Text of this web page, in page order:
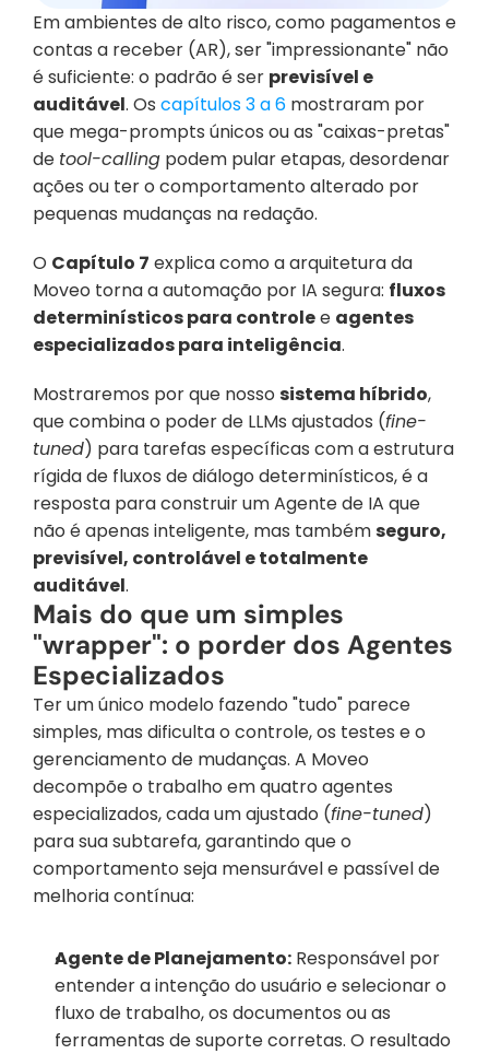
Em ambientes de alto risco, como pagamentos e
contas a receber (AR), ser "impressionante" não
é suficiente: o padrão é ser previsível e
auditável. Os capítulos 3 a 6 mostraram por
que mega-prompts únicos ou as "caixas-pretas"
de tool-calling podem pular etapas, desordenar
ações ou ter o comportamento alterado por
pequenas mudanças na redação.
O Capítulo 7 explica como a arquitetura da
Moveo torna a automação por IA segura: fluxos
determinísticos para controle e agentes
especializados para inteligência.
Mostraremos por que nosso sistema híbrido,
que combina o poder de LLMs ajustados (fine-
tuned) para tarefas específicas com a estrutura
rígida de fluxos de diálogo determinísticos, é a
resposta para construir um Agente de IA que
não é apenas inteligente, mas também seguro,
previsível, controlável e totalmente
auditável.
Mais do que um simples
"wrapper": o porder dos Agentes
Especializados
Ter um único modelo fazendo "tudo" parece
simples, mas dificulta o controle, os testes e o
gerenciamento de mudanças. A Moveo
decompõe o trabalho em quatro agentes
especializados, cada um ajustado (fine-tuned)
para sua subtarefa, garantindo que o
comportamento seja mensurável e passível de
melhoria contínua:
Agente de Planejamento: Responsável por
entender a intenção do usuário e selecionar o
fluxo de trabalho, os documentos ou as
ferramentas de suporte corretas. O resultado